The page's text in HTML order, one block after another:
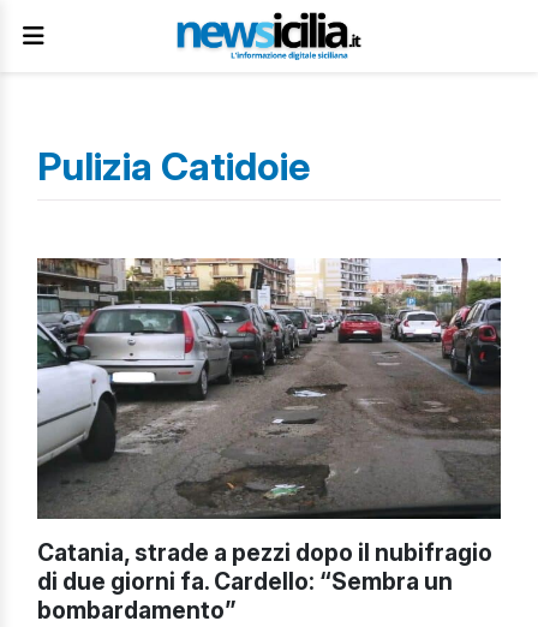
Pulizia Catidoie
Catania, strade a pezzi dopo il nubifragio
di due giorni fa. Cardello: “Sembra un
bombardamento”